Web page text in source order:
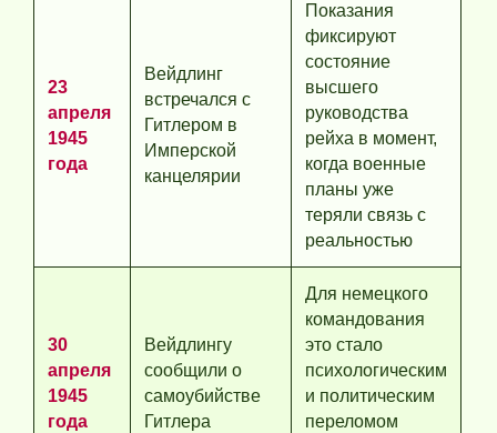
23
апреля
1945
года
Вейдлинг
встречался с
Гитлером в
Имперской
канцелярии
Показания
фиксируют
состояние
высшего
руководства
рейха в момент,
когда военные
планы уже
теряли связь с
реальностью
30
апреля
1945
года
Вейдлингу
сообщили о
самоубийстве
Гитлера
Для немецкого
командования
это стало
психологическим
и политическим
переломом